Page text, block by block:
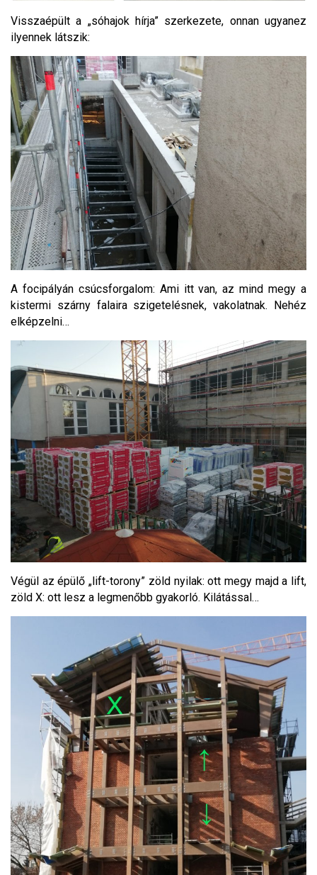
Visszaépült a „sóhajok hírja” szerkezete, onnan ugyanez
ilyennek látszik:
A focipályán csúcsforgalom: Ami itt van, az mind megy a
kistermi szárny falaira szigetelésnek, vakolatnak. Nehéz
elképzelni…
Végül az épülő „lift-torony” zöld nyilak: ott megy majd a lift,
zöld X: ott lesz a legmenőbb gyakorló. Kilátással…